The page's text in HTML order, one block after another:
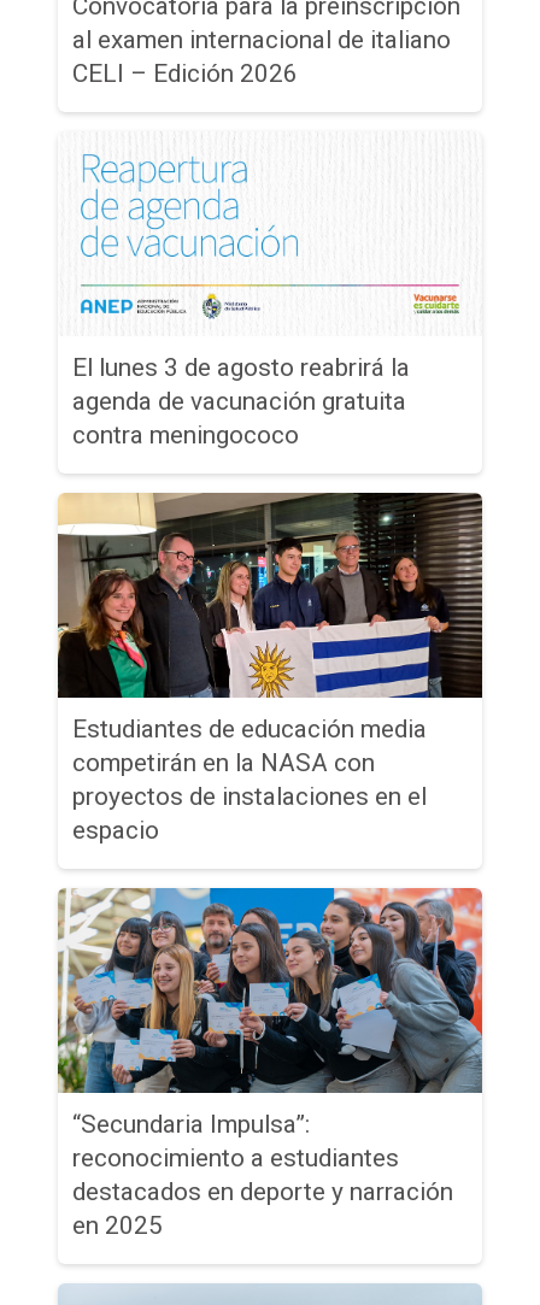
al examen internacional de italiano
CELI – Edición 2026
El lunes 3 de agosto reabrirá la
agenda de vacunación gratuita
contra meningococo
Estudiantes de educación media
competirán en la NASA con
proyectos de instalaciones en el
espacio
“Secundaria Impulsa”:
reconocimiento a estudiantes
destacados en deporte y narración
en 2025